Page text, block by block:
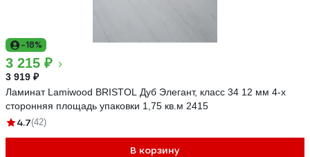
-18%
3 215 ₽
3 919 ₽
Ламинат Lamiwood BRISTOL Дуб Элегант, класс 34 12 мм 4-х
сторонняя площадь упаковки 1,75 кв.м 2415
4.7(42)
В корзину